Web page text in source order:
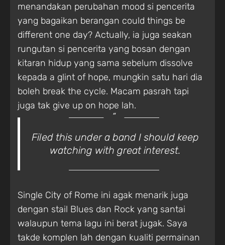
menandakan perubahan mood si pencerita
yang bagaikan berangan could things be
different one day? Actually, ia juga seakan
rungutan si pencerita yang bosan dengan
kitaran hidup yang sama sebelum dissolve
kepada a glint of hope, mungkin satu hari dia
boleh break the cycle. Macam pasrah tapi
juga tak give up on hope lah.
Filed this under a band I should keep
watching with great interest.
Single City of Rome ini agak menarik juga
dengan stail Blues dan Rock yang santai
walaupun tema lagu ini berat jugak. Saya
takde komplen lah dengan kualiti permainan